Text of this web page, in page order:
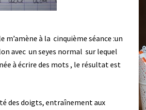
m’amène à la cinquième séance :un
avec un seyes normal sur lequel
à écrire des mots , le résultat est
des doigts, entraînement aux